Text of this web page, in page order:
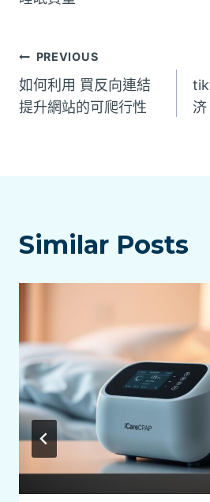
文
章
PREVIOUS
如何利用 買反向連結
提升網站的可爬行性
Similar Posts